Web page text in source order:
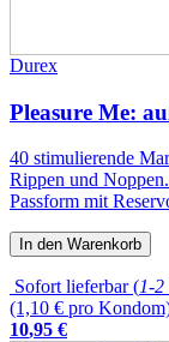
Durex
Pleasure Me:
40 stimulierende
Rippen und
Passform mit
In den Warenkorb
Sofort lieferbar (1-
(1,10 € pro
10,95 €